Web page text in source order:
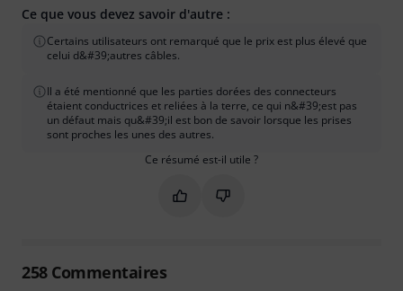
Ce que vous devez savoir d'autre :
Certains utilisateurs ont remarqué que le prix est plus élevé que
celui d&#39;autres câbles.
Il a été mentionné que les parties dorées des connecteurs
étaient conductrices et reliées à la terre, ce qui n&#39;est pas
un défaut mais qu&#39;il est bon de savoir lorsque les prises
sont proches les unes des autres.
Ce résumé est-il utile ?
Marquer ce résumé comme utile
Marquer ce résumé comme
258Commentaires